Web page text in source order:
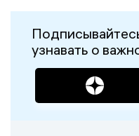
узнавать о